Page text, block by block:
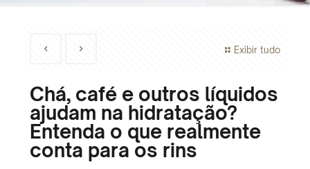
Exibir tudo
Chá, café e outros líquidos
ajudam na hidratação?
Entenda o que realmente
conta para os rins